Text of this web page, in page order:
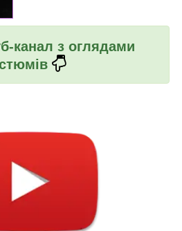
канал з оглядами